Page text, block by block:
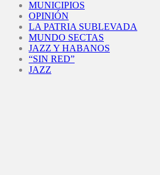
MUNICIPIOS
OPINIÓN
LA PATRIA SUBLEVADA
MUNDO SECTAS
JAZZ Y HABANOS
“SIN RED”
JAZZ